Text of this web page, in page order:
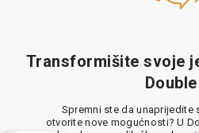
Transformišite svoje
Spremni ste da unaprijedite
otvorite nove mogućnosti? U